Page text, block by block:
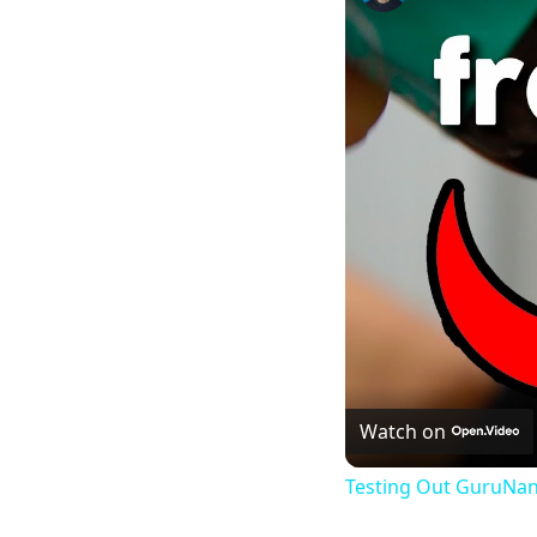
Watch on
Testing Out